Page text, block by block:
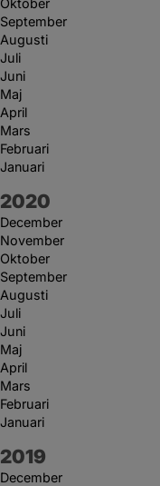
September
Augusti
Juli
Juni
Maj
April
Mars
Februari
Januari
År:
2020
December
November
Oktober
September
Augusti
Juli
Juni
Maj
April
Mars
Februari
Januari
År:
2019
December